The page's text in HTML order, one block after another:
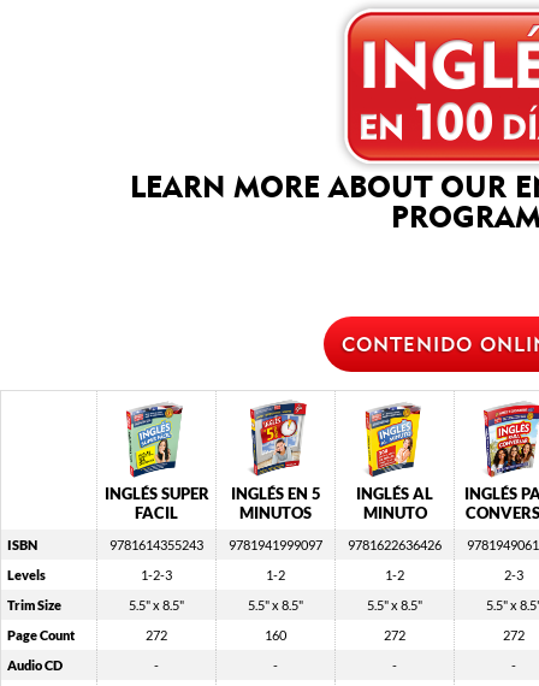
LEARN MORE ABOUT OUR
CONTENIDO
INGLÉS SUPER
FACIL
INGLÉS EN 5
MINUTOS
INGLÉS AL
MINUTO
INGLÉS
ISBN 9781614355243 9781941999097 9781622636426
Levels
1-2-3 1-2 1-2
2-3
Trim Size
5.5" x 8.5" 5.5" x 8.5" 5.5" x 8.5"
5.5" x
Page Count
272 160 272
272
Audio CD
- - -
-